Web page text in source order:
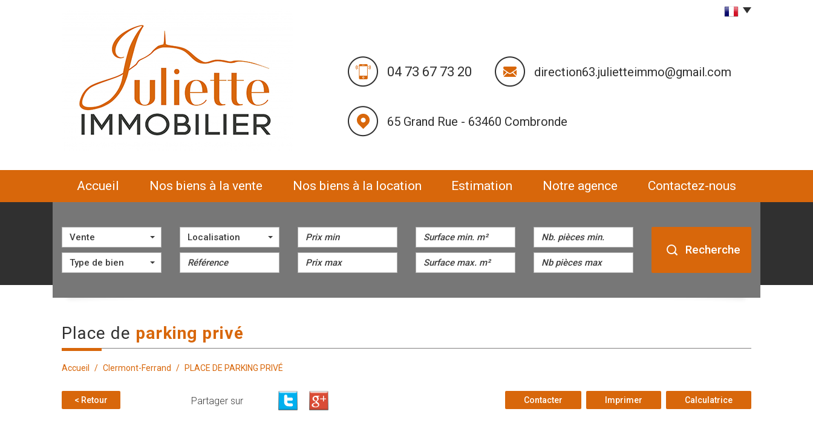
04 73 67 73 20 direction63.julietteimmo@gmail.com
65 Grand Rue - 63460 Combronde
accueil nos biens à la vente nos biens à la location estimation notre agence contactez-nous
Vente
Type de bien
Localisation
Recherche
place de parking privé
Accueil Clermont-Ferrand PLACE DE PARKING PRIVÉ
< Retour Partager sur Contacter Imprimer Calculatrice